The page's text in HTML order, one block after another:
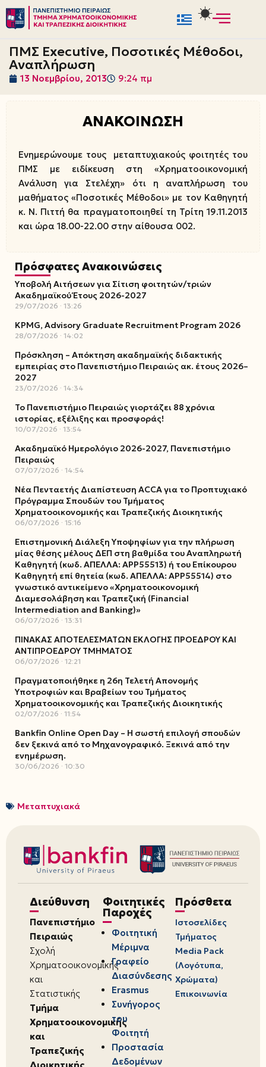
Μεταπηδήστε
στο
περιεχόμενο
ΠΜΣ Executive, Ποσοτικές Μέθοδοι,
Αναπλήρωση
13 Νοεμβρίου, 2013 9:24 πμ
ΑΝΑΚΟΙΝΩΣΗ
Ενημερώνουμε τους μεταπτυχιακούς φοιτητές του
ΠΜΣ με ειδίκευση στη «Χρηματοοικονομική
Ανάλυση για Στελέχη» ότι η αναπλήρωση του
μαθήματος «Ποσοτικές Μέθοδοι» με τον Καθηγητή
κ. Ν. Πιττή θα πραγματοποιηθεί τη Τρίτη 19.11.2013
και ώρα 18.00-22.00 στην αίθουσα 002.
Πρόσφατες Ανακοινώσεις
Υποβολή Αιτήσεων για Σίτιση φοιτητών/τριών
Ακαδημαϊκού Έτους 2026-2027
29/07/2026 13:26
KPMG, Advisory Graduate Recruitment Program 2026
28/07/2026 14:02
Πρόσκληση – Απόκτηση ακαδημαϊκής διδακτικής
εμπειρίας στο Πανεπιστήμιο Πειραιώς ακ. έτους 2026–
2027
23/07/2026 14:34
Το Πανεπιστήμιο Πειραιώς γιορτάζει 88 χρόνια
ιστορίας, εξέλιξης και προσφοράς!
10/07/2026 13:54
Ακαδημαϊκό Ημερολόγιο 2026-2027, Πανεπιστήμιο
Πειραιώς
07/07/2026 14:54
Νέα Πενταετής Διαπίστευση ACCA για το Προπτυχιακό
Πρόγραμμα Σπουδών του Τμήματος
Χρηματοοικονομικής και Τραπεζικής Διοικητικής
06/07/2026 15:16
Επιστημονική Διάλεξη Υποψηφίων για την πλήρωση
μίας θέσης μέλους ΔΕΠ στη βαθμίδα του Αναπληρωτή
Καθηγητή (κωδ. ΑΠΕΛΛΑ: ΑΡΡ55513) ή του Επίκουρου
Καθηγητή επί θητεία (κωδ. ΑΠΕΛΛΑ: ΑΡΡ55514) στο
γνωστικό αντικείμενο «Χρηματοοικονομική
Διαμεσολάβηση και Τραπεζική (Financial
Intermediation and Banking)»
06/07/2026 13:31
ΠΙΝΑΚΑΣ ΑΠΟΤΕΛΕΣΜΑΤΩΝ ΕΚΛΟΓΗΣ ΠΡΟΕΔΡΟΥ ΚΑΙ
ΑΝΤΙΠΡΟΕΔΡΟΥ ΤΜΗΜΑΤΟΣ
06/07/2026 12:21
Πραγματοποιήθηκε η 26η Τελετή Απονομής
Υποτροφιών και Βραβείων του Τμήματος
Χρηματοοικονομικής και Τραπεζικής Διοικητικής
02/07/2026 11:54
Bankfin Online Open Day – Η σωστή επιλογή σπουδών
δεν ξεκινά από το Μηχανογραφικό. Ξεκινά από την
ενημέρωση.
30/06/2026 10:30
Μεταπτυχιακά
Διεύθυνση
Πανεπιστήμιο
Πειραιώς
Σχολή
Χρηματοοικονομικής
και
Στατιστικής
Τμήμα
Χρηματοοικονομικής
και
Τραπεζικής
Φοιτητικές
Παροχές
Φοιτητική
Μέριμνα
Γραφείο
Διασύνδεσης
Erasmus
Συνήγορος
του
Φοιτητή
Προστασία
Δεδομένων
Πρόσθετα
Ιστοσελίδες
Τμήματος
Media Pack
(Λογότυπα,
Χρώματα)
Επικοινωνία